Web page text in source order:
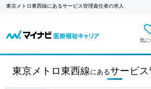
東京メトロ東西線にあるサービス管理責任者の求人
気に
東京メトロ東西線 にあるサービ